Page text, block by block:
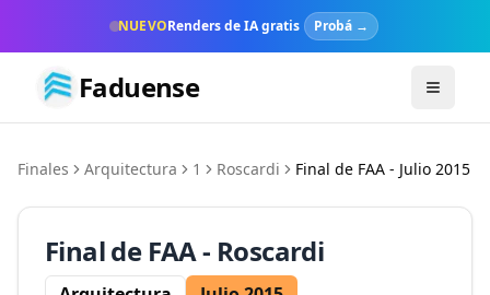
NUEVORenders de IA gratis Probá →
Faduense Toggle
Finales Arquitectura 1 Roscardi Final de FAA - Julio 2015
Final de FAA- Roscardi